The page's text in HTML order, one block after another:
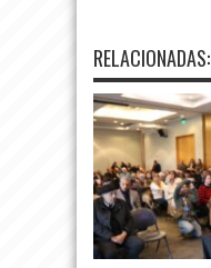
RELACIONADAS: